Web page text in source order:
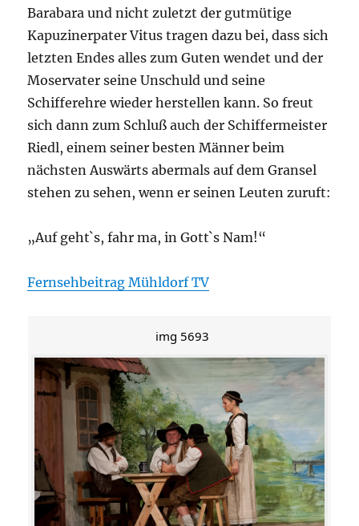
Barabara und nicht zuletzt der gutmütige
Kapuzinerpater Vitus tragen dazu bei, dass sich
letzten Endes alles zum Guten wendet und der
Moservater seine Unschuld und seine
Schifferehre wieder herstellen kann. So freut
sich dann zum Schluß auch der Schiffermeister
Riedl, einem seiner besten Männer beim
nächsten Auswärts abermals auf dem Gransel
stehen zu sehen, wenn er seinen Leuten zuruft:
„Auf geht`s, fahr ma, in Gott`s Nam!“
Fernsehbeitrag Mühldorf TV
img 5693